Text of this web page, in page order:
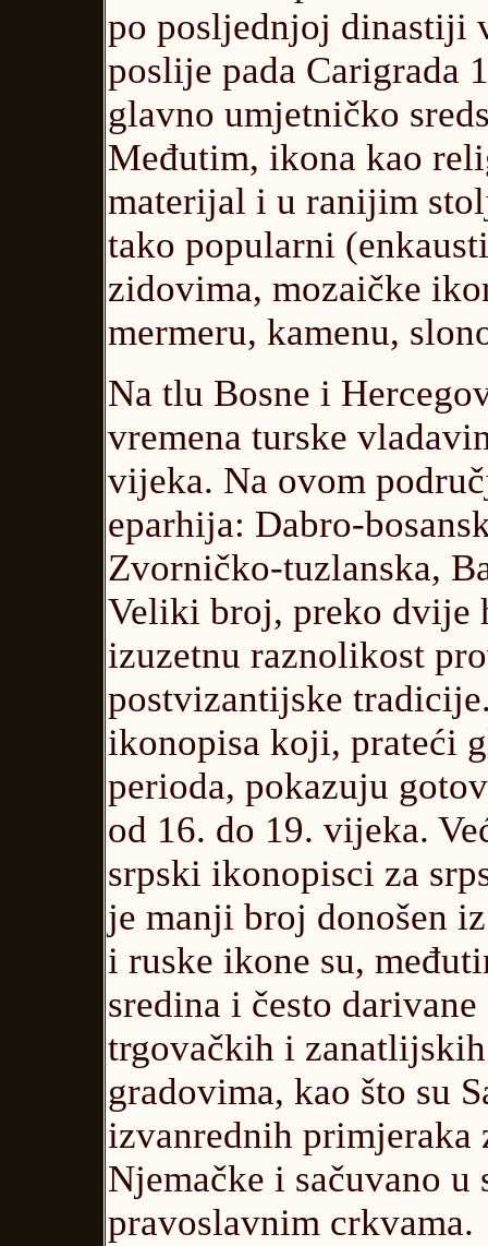
po posljednjoj dinastiji
poslije pada Carigrada
glavno umjetničko
Međutim, ikona kao
materijal i u ranijim
tako popularni
zidovima, mozaičke
mermeru, kamenu,
Na tlu Bosne i
vremena turske
vijeka. Na ovom
eparhija: Dabro-
Zvorničko-tuzlanska,
Veliki broj, preko dvije
izuzetnu raznolikost
postvizantijske
ikonopisa koji, prateći
perioda, pokazuju
od 16. do 19. vijeka.
srpski ikonopisci za
je manji broj donošen
i ruske ikone su,
sredina i često
trgovačkih i
gradovima, kao što su
izvanrednih
Njemačke i sačuvano
pravoslavnim crkvama.